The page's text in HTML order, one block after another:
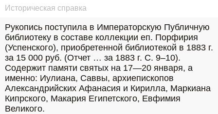
Историческая справка
Рукопись поступила в Императорскую Публичную
библиотеку в составе коллекции еп. Порфирия
(Успенского), приобретенной библиотекой в 1883 г.
за 15 000 руб. (Отчет … за 1883 г. С. 9–10).
Содержит памяти святых на 17—20 января, а
именно: Иулиана, Саввы, архиепископов
Александрийских Афанасия и Кирилла, Маркиана
Кипрского, Макария Египетского, Евфимия
Великого.